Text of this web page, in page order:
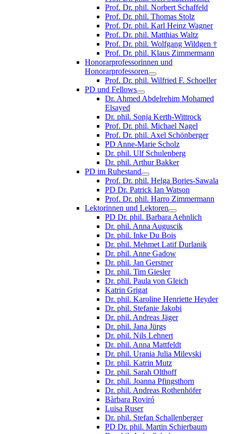
Prof. Dr. phil. Norbert Schaffeld
Prof. Dr. phil. Thomas Stolz
Prof. Dr. phil. Karl Heinz Wagner
Prof. Dr. phil. Matthias Waltz
Prof. Dr. phil. Wolfgang Wildgen †
Prof. Dr. phil. Klaus Zimmermann
Honorarprofessorinnen und
Honorarprofessoren
Prof. Dr. phil. Wilfried F. Schoeller
PD und Fellows
Dr. Ahmed Abdelrehim Mohamed
Elsayed
Dr. phil. Sonja Kerth-Wittrock
Prof. Dr. phil. Michael Nagel
Prof. Dr. phil. Axel Schönberger
PD Anne-Marie Scholz
Dr. phil. Ulf Schulenberg
Dr. phil. Arthur Bakker
PD im Ruhestand
Prof. Dr. phil. Helga Bories-Sawala
PD Dr. Patrick Ian Watson
Prof. Dr. phil. Harro Zimmermann
Lektorinnen und Lektoren
PD Dr. phil. Barbara Aehnlich
Dr. phil. Anna Auguscik
Dr. phil. Inke Du Bois
Dr. phil. Mehmet Latif Durlanik
Dr. phil. Anne Gadow
Dr. phil. Jan Gerstner
Dr. phil. Tim Giesler
Dr. phil. Paula von Gleich
Katrin Grigat
Dr. phil. Karoline Henriette Heyder
Dr. phil. Stefanie Jakobi
Dr. phil. Andreas Jäger
Dr. phil. Jana Jürgs
Dr. phil. Nils Lehnert
Dr. phil. Anna Mattfeldt
Dr. phil. Urania Julia Milevski
Dr. phil. Katrin Mutz
Dr. phil. Sarah Olthoff
Dr. phil. Joanna Pfingsthorn
Dr. phil. Andreas Rothenhöfer
Bàrbara Roviró
Luisa Ruser
Dr. phil. Stefan Schallenberger
PD Dr. phil. Martin Schierbaum